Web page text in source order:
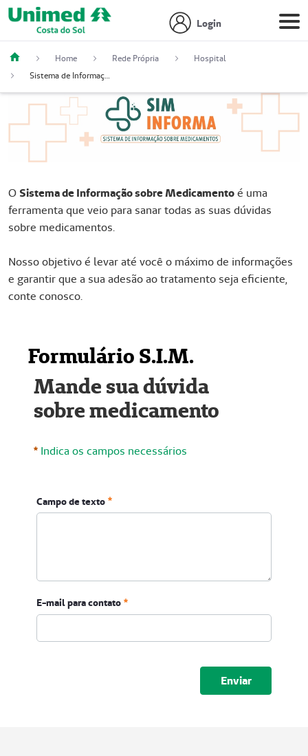
Login
Home Rede Própria
Hospital
Sistema de Informação Sobre Medicamentos
O Sistema de Informação sobre Medicamentoé uma
ferramenta que veio para sanar todas as suas dúvidas
sobre medicamentos.
Nosso objetivo é levar até você o máximo de informações
e garantir que a sua adesão ao tratamento seja eficiente,
conte conosco.
Formulário S.I.M.
Mande sua dúvida
sobre medicamento
Indica os campos necessários
Campo de texto
E-mail para contato
Submeter